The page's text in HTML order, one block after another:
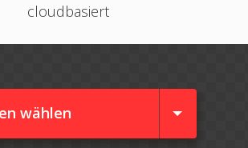
cloudbasiert
wählen